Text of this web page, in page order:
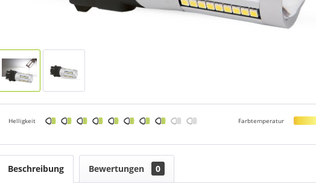
Helligkeit Farbtemperatur
Beschreibung Bewertungen 0